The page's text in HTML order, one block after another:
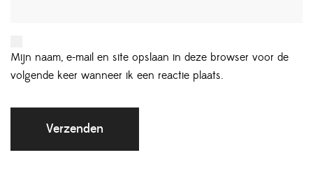
Mijn naam, e-mail en site opslaan in deze browser voor de
volgende keer wanneer ik een reactie plaats.